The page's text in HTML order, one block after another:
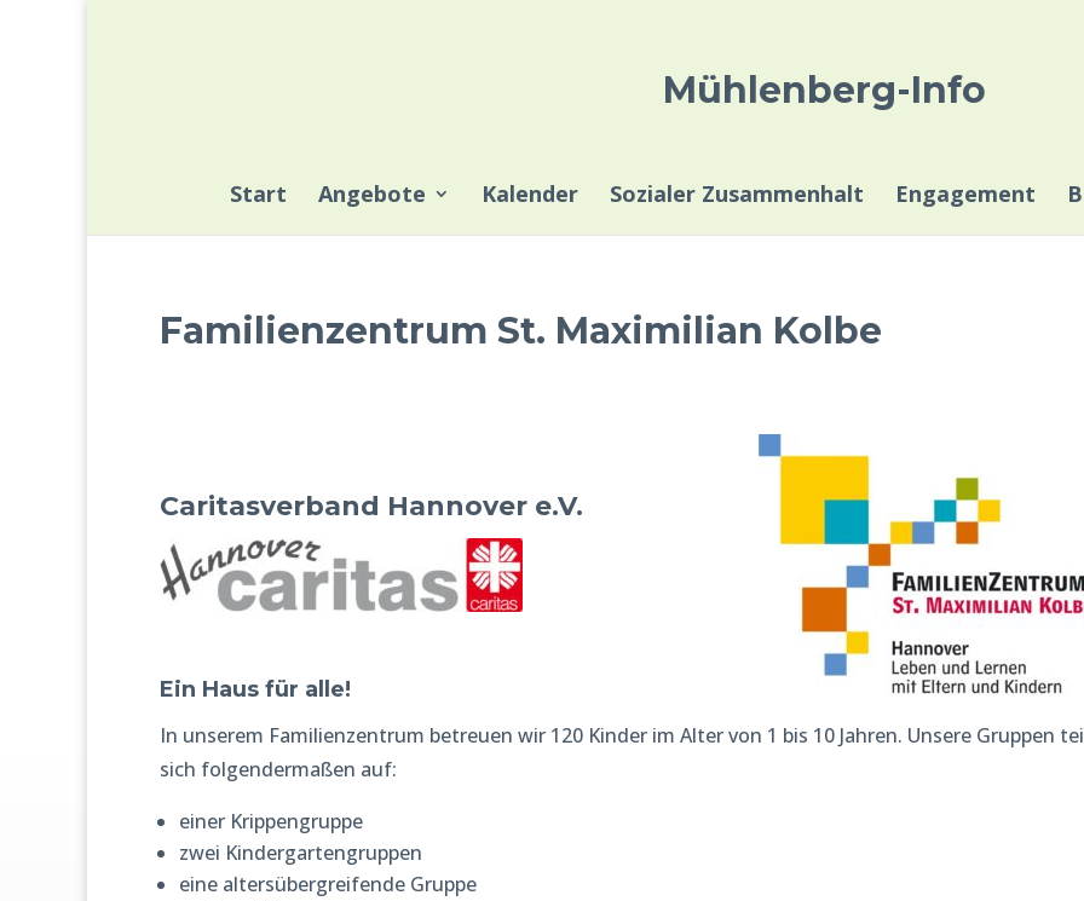
Mühlenberg-Info
Start Angebote Kalender Sozialer Zusammenhalt Engagement
Familienzentrum St. Maximilian Kolbe
Caritasverband Hannover e.V.
Ein Haus für alle!
In unserem Familienzentrum betreuen wir 120 Kinder im Alter von 1 bis 10 Jahren. Unsere Gruppen
sich folgendermaßen auf:
einer Krippengruppe
zwei Kindergartengruppen
eine altersübergreifende Gruppe